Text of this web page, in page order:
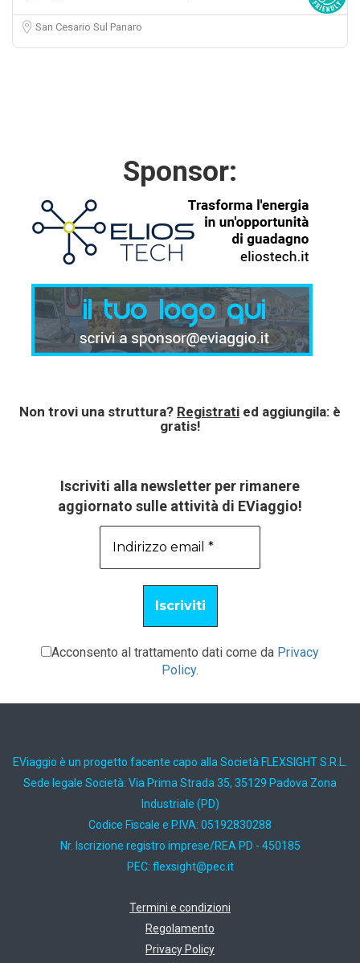
San Cesario Sul Panaro
Sponsor:
Non trovi una struttura? Registrati ed aggiungila: è
gratis!
Iscriviti alla newsletter per rimanere
aggiornato sulle attività di EViaggio!
Acconsento al trattamento dati come da Privacy
Policy.
EViaggio è un progetto facente capo alla Società FLEXSIGHT S.R.L.
Sede legale Società: Via Prima Strada 35, 35129 Padova Zona
Industriale (PD)
Codice Fiscale e P.IVA: 05192830288
Nr. Iscrizione registro imprese/REA PD - 450185
PEC: ti.cep@thgisxelf
Termini e condizioni
Regolamento
Privacy Policy